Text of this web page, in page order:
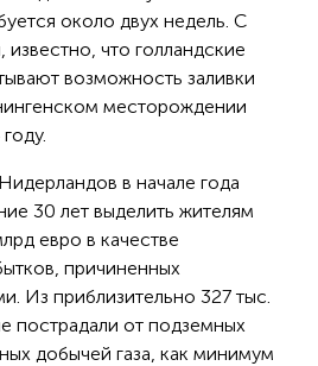
около двух недель. С
известно, что голландские
возможность заливки
месторождении
в начале года
30 лет выделить жителям
евро в качестве
причиненных
Из приблизительно 327 тыс.
пострадали от подземных
добычей газа, как минимум